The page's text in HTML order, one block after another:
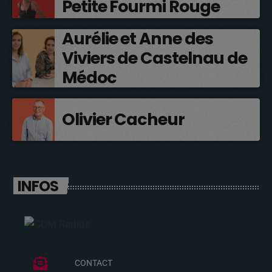
Petite Fourmi Rouge
Aurélie et Anne des
Viviers de Castelnau de
Médoc
Olivier Cacheur
INFOS
CONTACT